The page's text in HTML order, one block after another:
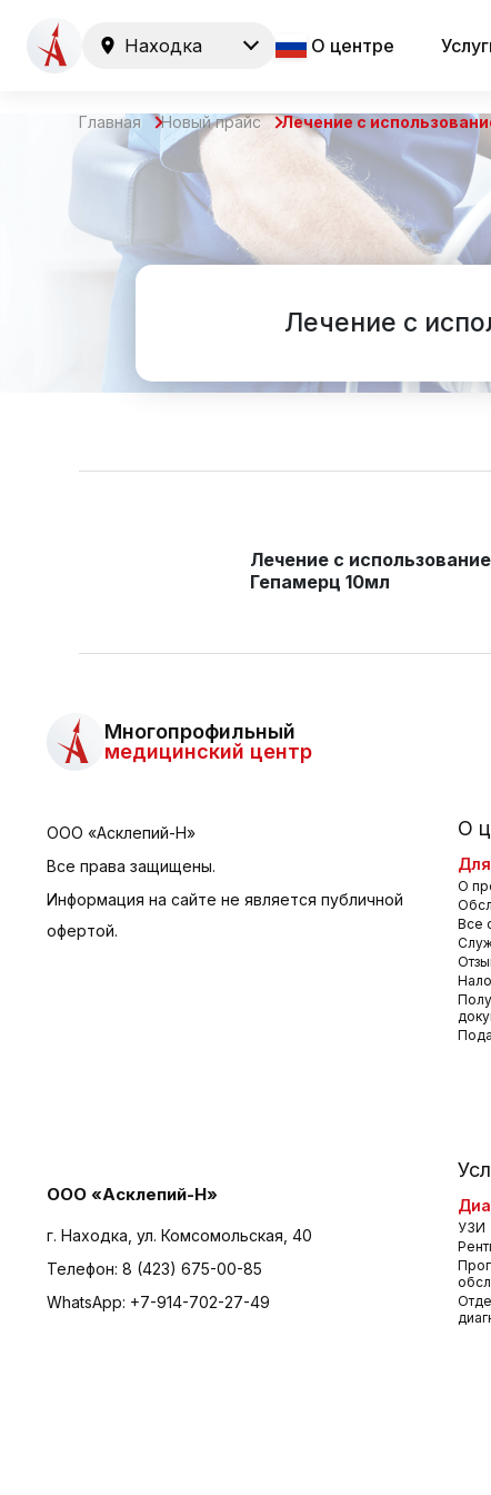
Находка О центре
Главная Новый прайс Лечение с
Лечение с
Лечение с
Гепамерц 10мл
Многопрофильный
медицинский центр
ООО «Асклепий-Н»
Все права защищены.
Информация на сайте не является публичной
офертой.
ООО «Асклепий-Н»
г. Находка, ул. Комсомольская, 40
Телефон: 8 (423) 675-00-85
WhatsApp: +7-914-702-27-49
О
О
Все
УЗИ